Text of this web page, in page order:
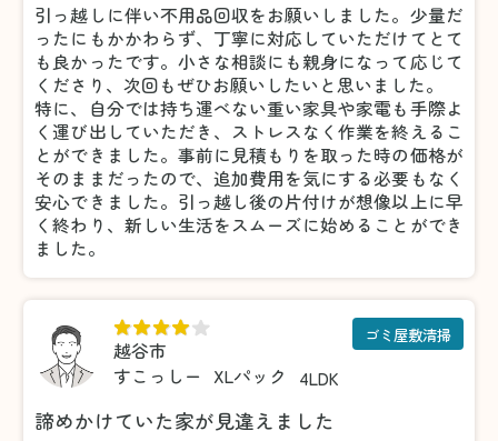
引っ越しに伴い不用品回収をお願いしました。少量だ
ったにもかかわらず、丁寧に対応していただけてとて
も良かったです。小さな相談にも親身になって応じて
くださり、次回もぜひお願いしたいと思いました。
特に、自分では持ち運べない重い家具や家電も手際よ
く運び出していただき、ストレスなく作業を終えるこ
とができました。事前に見積もりを取った時の価格が
そのままだったので、追加費用を気にする必要もなく
安心できました。引っ越し後の片付けが想像以上に早
く終わり、新しい生活をスムーズに始めることができ
ました。
越谷市
すこっしー
XLパック 4LDK
ゴミ屋敷清掃
諦めかけていた家が見違えました